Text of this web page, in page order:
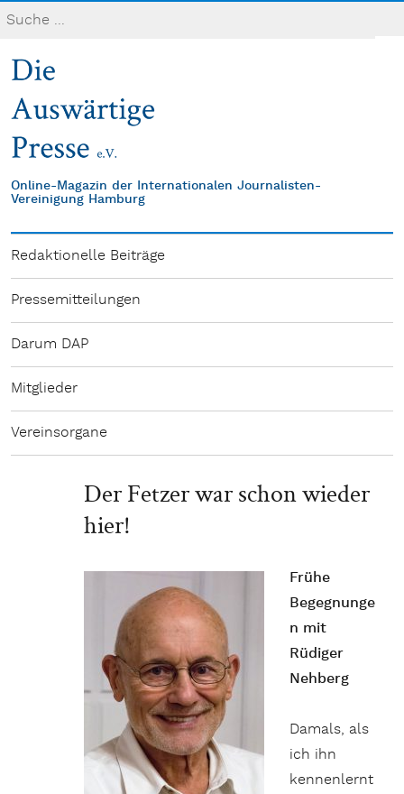
Online-Magazin der Internationalen Journalisten-
Vereinigung Hamburg
Redaktionelle Beiträge
Pressemitteilungen
Darum DAP
Mitglieder
Vereinsorgane
Der Fetzer war schon wieder
hier!
Frühe
Begegnunge
n mit
Rüdiger
Nehberg
Damals, als
ich ihn
kennenlernt